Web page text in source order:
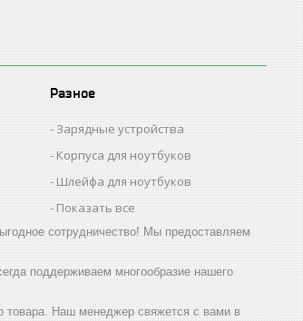
Разное
Зарядные устройства
Корпуса для ноутбуков
Шлейфа для ноутбуков
Показать все
сотрудничество! Мы предоставляем
поддерживаем многообразие нашего
товара. Наш менеджер свяжется с вами в